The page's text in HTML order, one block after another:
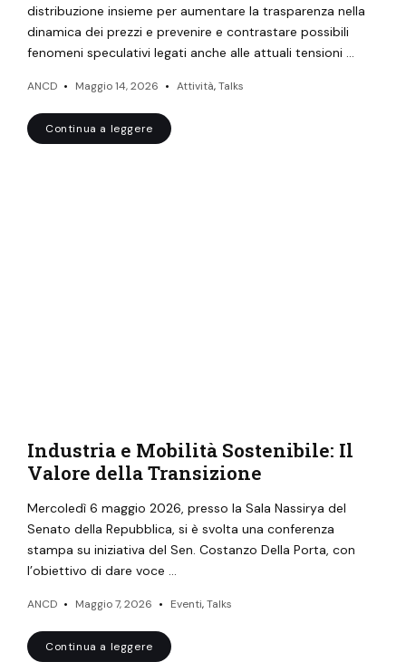
distribuzione insieme per aumentare la trasparenza nella
dinamica dei prezzi e prevenire e contrastare possibili
fenomeni speculativi legati anche alle attuali tensioni …
ANCD Maggio 14, 2026 Attività,Talks
Continua a leggere
Industria e Mobilità Sostenibile: Il
Valore della Transizione
Mercoledì 6 maggio 2026, presso la Sala Nassirya del
Senato della Repubblica, si è svolta una conferenza
stampa su iniziativa del Sen. Costanzo Della Porta, con
l’obiettivo di dare voce …
ANCD Maggio 7, 2026 Eventi,Talks
Continua a leggere